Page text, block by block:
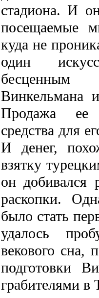
стадиона. И
посещаемые
куда не
один
Винкельмана
Продажа ее
средства для
И денег,
взятку
он добивался
раскопки.
было стать
удалось
векового сна,
подготовки
грабителями в